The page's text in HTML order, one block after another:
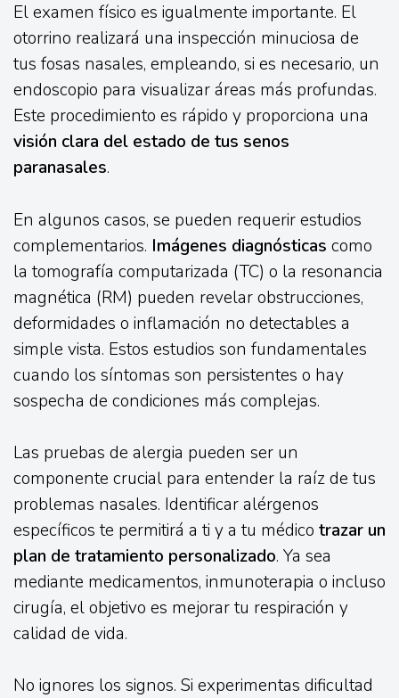
El examen físico es igualmente importante. El
otorrino realizará una inspección minuciosa de
tus fosas nasales, empleando, si es necesario, un
endoscopio para visualizar áreas más profundas.
Este procedimiento es rápido y proporciona una
visión clara del estado de tus senos
paranasales.
En algunos casos, se pueden requerir estudios
complementarios. Imágenes diagnósticas como
la tomografía computarizada (TC) o la resonancia
magnética (RM) pueden revelar obstrucciones,
deformidades o inflamación no detectables a
simple vista. Estos estudios son fundamentales
cuando los síntomas son persistentes o hay
sospecha de condiciones más complejas.
Las pruebas de alergia pueden ser un
componente crucial para entender la raíz de tus
problemas nasales. Identificar alérgenos
específicos te permitirá a ti y a tu médico trazar un
plan de tratamiento personalizado. Ya sea
mediante medicamentos, inmunoterapia o incluso
cirugía, el objetivo es mejorar tu respiración y
calidad de vida.
No ignores los signos. Si experimentas dificultad